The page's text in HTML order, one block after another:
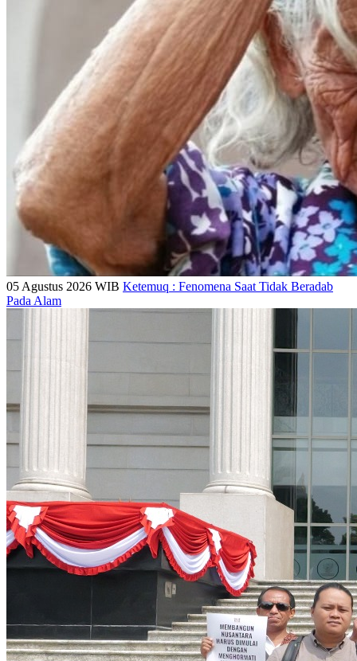
05 Agustus 2026 WIB Ketemuq : Fenomena Saat Tidak Beradab
Pada Alam